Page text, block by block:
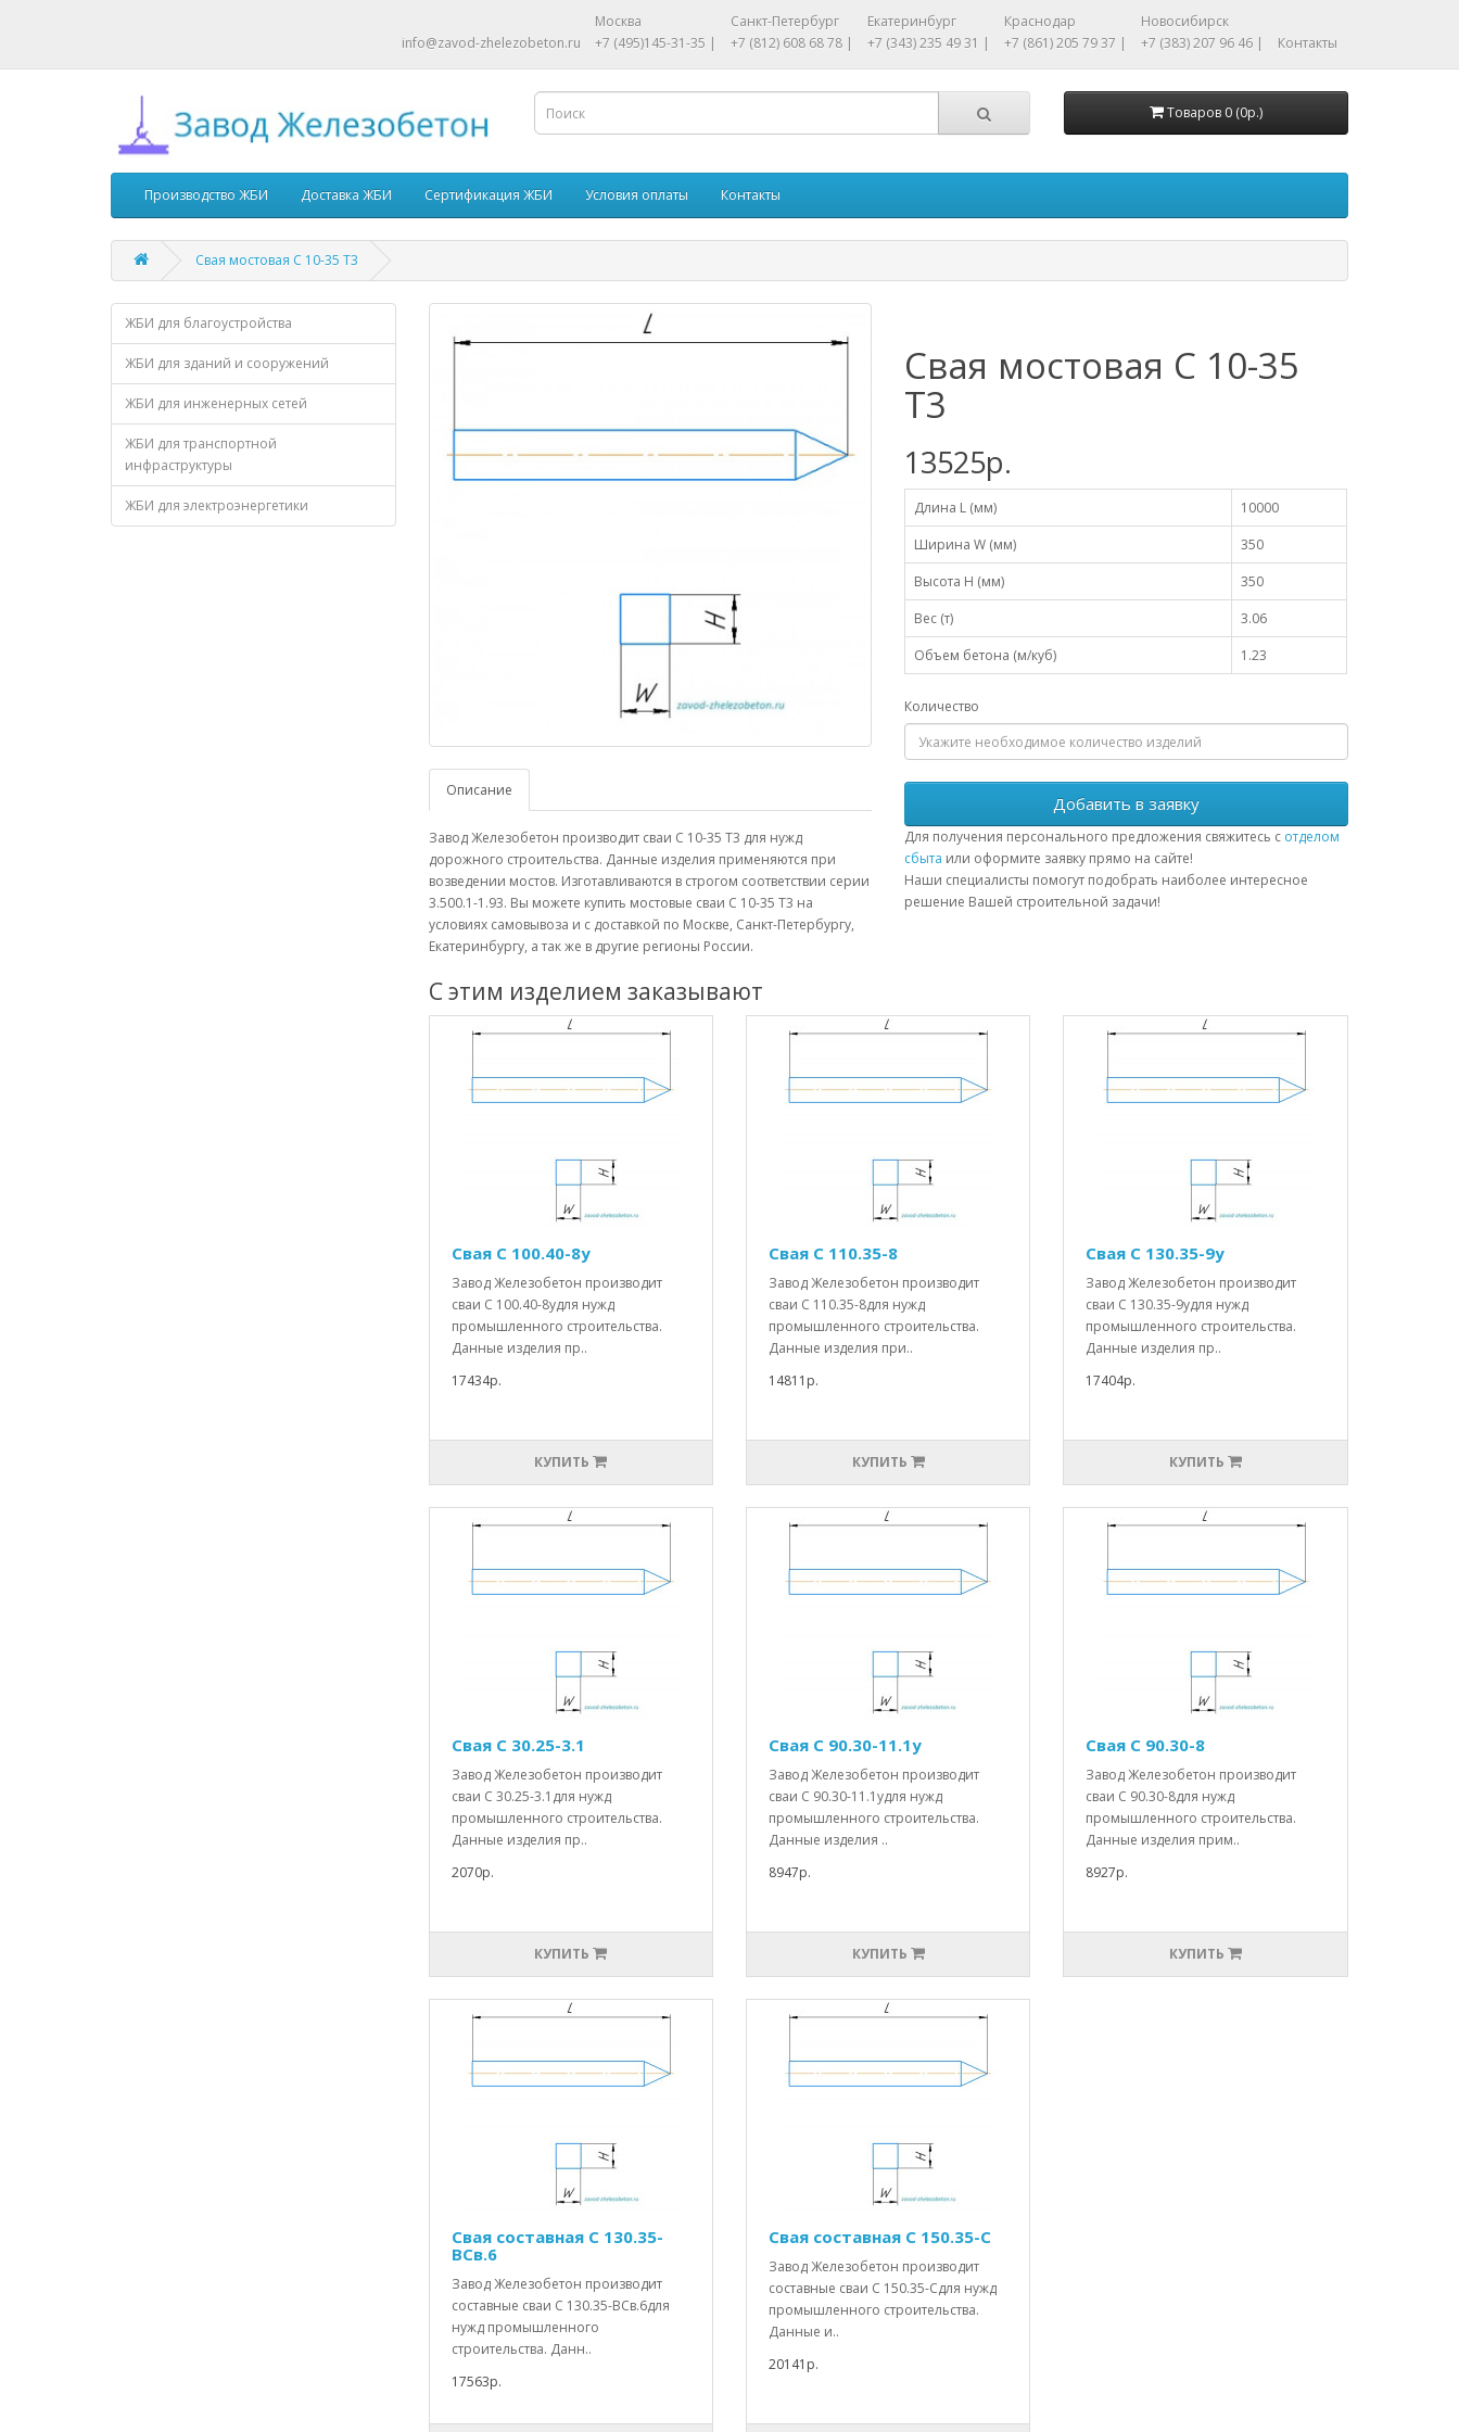
info@zavod-zhelezobeton.ru
Москва
+7 (495)145-31-35 |
Санкт-Петербург
+7 (812) 608 68 78 |
Екатеринбург
+7 (343) 235 49 31 |
Краснодар
+7 (861) 205 79 37 |
Новосибирск
+7 (383) 207 96 46 |
Контакты
Товаров 0 (0р.)
Производство ЖБИ Доставка ЖБИ Сертификация ЖБИ Условия оплаты Контакты
Свая мостовая С 10-35 Т3
ЖБИ для благоустройства
ЖБИ для зданий и сооружений
ЖБИ для инженерных сетей
ЖБИ для транспортной
инфраструктуры
ЖБИ для электроэнергетики
Описание
Завод Железобетон производит сваи С 10-35 Т3 для нужд
дорожного строительства. Данные изделия применяются при
возведении мостов. Изготавливаются в строгом соответствии серии
3.500.1-1.93. Вы можете купить мостовые сваи С 10-35 Т3 на
условиях самовывоза и с доставкой по Москве, Санкт-Петербургу,
Екатеринбургу, а так же в другие регионы России.
Свая мостовая С 10-35
Т3
13525р.
Длина L (мм)
10000
Ширина W (мм)
350
Высота H (мм)
350
Вес (т)
3.06
Объем бетона (м/куб)
1.23
Количество
Добавить в заявку
Для получения персонального предложения свяжитесь с отделом
сбыта или оформите заявку прямо на сайте!
Наши специалисты помогут подобрать наиболее интересное
решение Вашей строительной задачи!
С этим изделием заказывают
Свая С 100.40-8у
Завод Железобетон производит
сваи С 100.40-8удля нужд
промышленного строительства.
Данные изделия пр..
17434р.
КУПИТЬ
Свая С 110.35-8
Завод Железобетон производит
сваи С 110.35-8для нужд
промышленного строительства.
Данные изделия при..
14811р.
КУПИТЬ
Свая С 130.35-9у
Завод Железобетон производит
сваи С 130.35-9удля нужд
промышленного строительства.
Данные изделия пр..
17404р.
КУПИТЬ
Свая С 30.25-3.1
Завод Железобетон производит
сваи С 30.25-3.1для нужд
промышленного строительства.
Данные изделия пр..
2070р.
КУПИТЬ
Свая С 90.30-11.1у
Завод Железобетон производит
сваи С 90.30-11.1удля нужд
промышленного строительства.
Данные изделия ..
8947р.
КУПИТЬ
Свая С 90.30-8
Завод Железобетон производит
сваи С 90.30-8для нужд
промышленного строительства.
Данные изделия прим..
8927р.
КУПИТЬ
Свая составная С 130.35-
ВСв.6
Завод Железобетон производит
составные сваи С 130.35-ВСв.6для
нужд промышленного
строительства. Данн..
17563р.
Свая составная С 150.35-С
Завод Железобетон производит
составные сваи С 150.35-Сдля нужд
промышленного строительства.
Данные и..
20141р.